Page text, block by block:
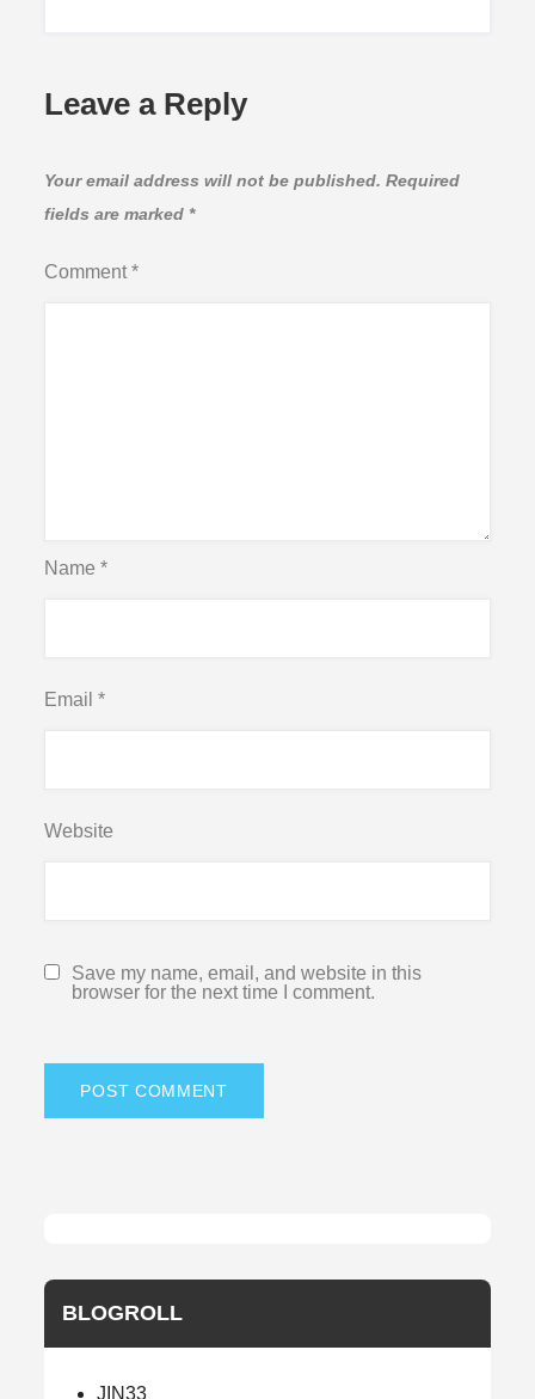
Leave a Reply
Your email address will not be published. Required
fields are marked *
Comment*
Name*
Email*
Website
Save my name, email, and website in this
browser for the next time I comment.
BLOGROLL
JIN33